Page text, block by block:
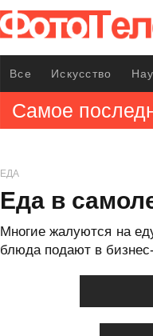
Все Искусство
Самое
ЕДА
Еда в
Многие жалуются на
блюда подают в